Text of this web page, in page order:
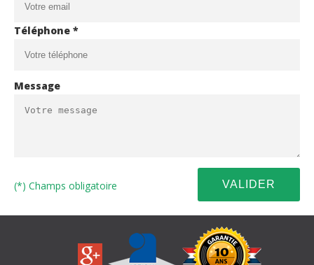
Téléphone *
Message
(*) Champs obligatoire